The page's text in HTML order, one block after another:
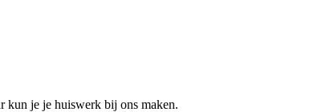
kun je je huiswerk bij ons maken.